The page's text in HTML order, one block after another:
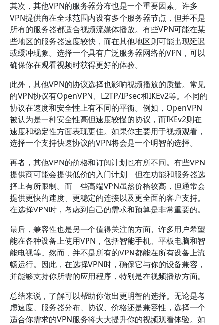
其次，其他VPN的服务器分布也是一个重要因素。许多
VPN提供商在全球范围内设有多个服务器节点，但并不是
所有的服务器都适合视频流媒体播放。有些VPN可能在某
些地区的服务器速度较快，而在其他地区则可能出现延迟
或缓冲现象。选择一个具有广泛服务器网络的VPN，可以
确保你在观看视频时获得更好的体验。
此外，其他VPN的协议选择也影响视频播放的质量。常见
的VPN协议有OpenVPN、L2TP/IPsec和IKEv2等。不同的
协议在速度和安全性上有不同的平衡。例如，OpenVPN
被认为是一种安全性高但速度较慢的协议，而IKEv2则在
速度和稳定性方面表现更佳。如果你主要用于视频观看，
选择一个支持快速协议的VPN将会是一个明智的选择。
再者，其他VPN的价格和订阅计划也有所不同。有些VPN
提供商可能会提供低价的入门计划，但在功能和服务器选
择上有所限制。而一些高端VPN虽然价格较高，但通常会
提供更快的速度、更稳定的连接以及更全面的客户支持。
在选择VPN时，考虑到自己的需求和预算是非常重要的。
最后，兼容性也是另一个值得关注的方面。许多用户希望
能在各种设备上使用VPN，包括智能手机、平板电脑和智
能电视等。然而，并不是所有的VPN都能在所有设备上流
畅运行。因此，在选择VPN时，确保它与你的设备兼容，
并能够支持你所需的应用程序，特别是在视频播放方面。
总结来说，了解可以帮助你做出更明智的选择。无论是考
虑速度、服务器分布、协议、价格还是兼容性，选择一个
适合你需求的VPN服务将大大提升你的视频观看体验。如